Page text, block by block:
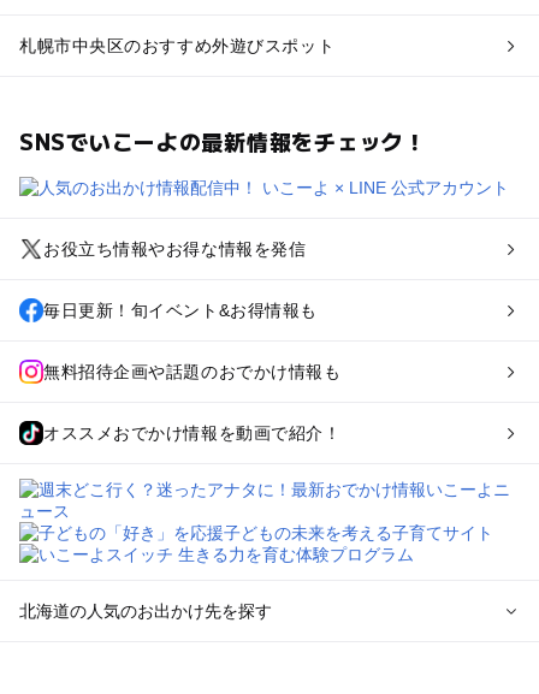
札幌市中央区のおすすめ外遊びスポット
SNSでいこーよの最新情報をチェック！
お役立ち情報やお得な情報を発信
毎日更新！旬イベント&お得情報も
無料招待企画や話題のおでかけ情報も
オススメおでかけ情報を動画で紹介！
北海道の人気のお出かけ先を探す